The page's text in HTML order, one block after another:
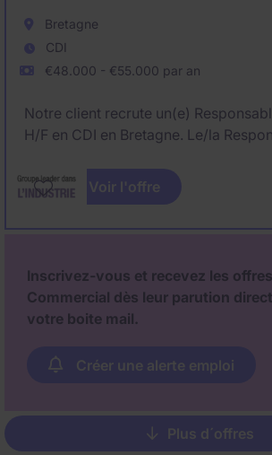
Bretagne
CDI
€48.000 - €55.000 par an
Notre client recrute un(e)
H/F en CDI en Bretagne. Le/la
de rechange, peinture et carrosserie,
enjeu de développement commercial
Voir l'offre
Inscrivez-vous et recevez les
Commercial dès leur parution
votre boite mail.
Créer une alerte emploi
Pagination
Plus d´offres